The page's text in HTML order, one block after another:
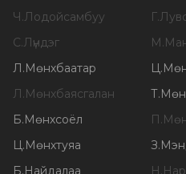
Ч.Лодойсамбуу Г.
С.Лүндэг М.
Л.Мөнхбаатар Ц.
Л.Мөнхбаясгалан Т.
Б.Мөнхсоёл П.
Ц.Мөнхтуяа З.
Б.Найдалаа Н.